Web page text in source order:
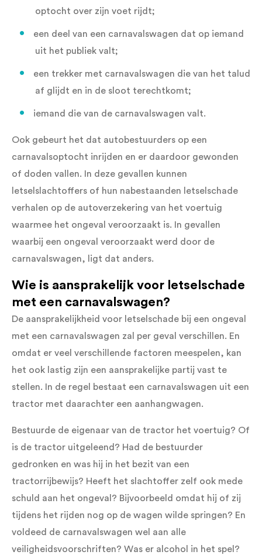
optocht over zijn voet rijdt;
een deel van een carnavalswagen dat op iemand
uit het publiek valt;
een trekker met carnavalswagen die van het talud
af glijdt en in de sloot terechtkomt;
iemand die van de carnavalswagen valt.
Ook gebeurt het dat autobestuurders op een
carnavalsoptocht inrijden en er daardoor gewonden
of doden vallen. In deze gevallen kunnen
letselslachtoffers of hun nabestaanden letselschade
verhalen op de autoverzekering van het voertuig
waarmee het ongeval veroorzaakt is. In gevallen
waarbij een ongeval veroorzaakt werd door de
carnavalswagen, ligt dat anders.
Wie is aansprakelijk voor letselschade
met een carnavalswagen?
De aansprakelijkheid voor letselschade bij een ongeval
met een carnavalswagen zal per geval verschillen. En
omdat er veel verschillende factoren meespelen, kan
het ook lastig zijn een aansprakelijke partij vast te
stellen. In de regel bestaat een carnavalswagen uit een
tractor met daarachter een aanhangwagen.
Bestuurde de eigenaar van de tractor het voertuig? Of
is de tractor uitgeleend? Had de bestuurder
gedronken en was hij in het bezit van een
tractorrijbewijs? Heeft het slachtoffer zelf ook mede
schuld aan het ongeval? Bijvoorbeeld omdat hij of zij
tijdens het rijden nog op de wagen wilde springen? En
voldeed de carnavalswagen wel aan alle
veiligheidsvoorschriften? Was er alcohol in het spel?